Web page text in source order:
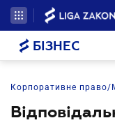
БІЗНЕС
Корпоративне право/